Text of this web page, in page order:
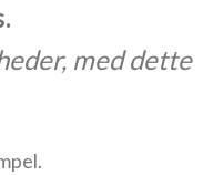
med dette